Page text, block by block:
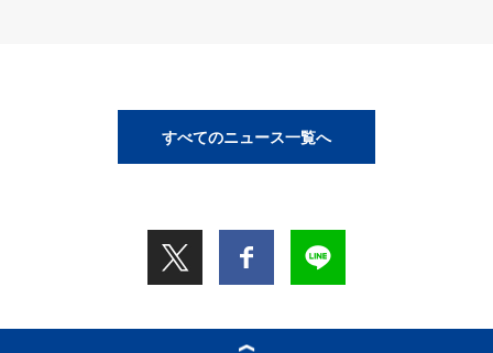
すべてのニュース一覧へ